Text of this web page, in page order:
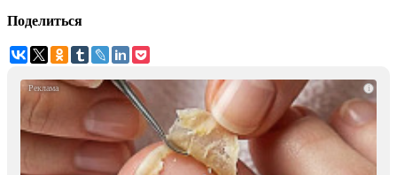
Поделиться
i